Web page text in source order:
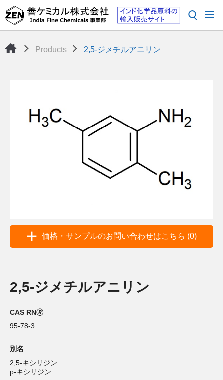
Products 2,5-ジメチルアニリン
価格・サンプルのお問い合わせはこちら (0)
2,5-ジメチルアニリン
CAS RN🄬
95-78-3
別名
2,5-キシリジン
p-キシリジン